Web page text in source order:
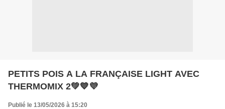
PETITS POIS A LA FRANÇAISE LIGHT AVEC
THERMOMIX 2💚💙💜
Publié le 13/05/2026 à 15:20